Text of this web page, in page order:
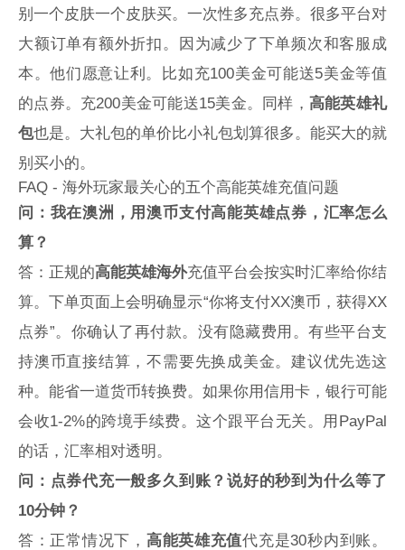
别一个皮肤一个皮肤买。一次性多充点券。很多平台对
大额订单有额外折扣。因为减少了下单频次和客服成
本。他们愿意让利。比如充100美金可能送5美金等值
的点券。充200美金可能送15美金。同样， 高能英雄礼
包也是。大礼包的单价比小礼包划算很多。能买大的就
别买小的。
FAQ - 海外玩家最关心的五个高能英雄充值问题
问：我在澳洲，用澳币支付高能英雄点券，汇率怎么
算？
答：正规的高能英雄海外充值平台会按实时汇率给你结
算。下单页面上会明确显示“你将支付XX澳币，获得XX
点券”。你确认了再付款。没有隐藏费用。有些平台支
持澳币直接结算，不需要先换成美金。建议优先选这
种。能省一道货币转换费。如果你用信用卡，银行可能
会收1-2%的跨境手续费。这个跟平台无关。用PayPal
的话，汇率相对透明。
问：点券代充一般多久到账？说好的秒到为什么等了
10分钟？
答：正常情况下， 高能英雄充值代充是30秒内到账。